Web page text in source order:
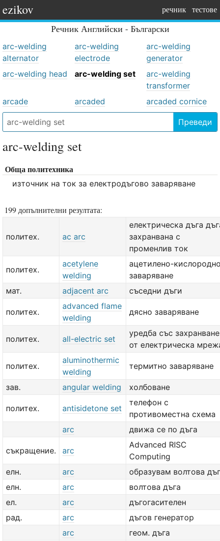
ezikov речник тестове
Речник Английски - Български
arc-welding
alternator
arc-welding
electrode
arc-welding
generator
arc-welding head
arc-welding set
arc-welding
transformer
arcade
arcaded arcaded cornice
Преведи
arc-welding set
Обща политехника
източник на ток за електродъгово заваряване
199 допълнителни резултата:
политех. ac arc
електрическа дъга
захранвана с
променлив ток
политех.
acetylene
welding
ацетилено-
заваряване
мат.
adjacent arc съседни дъги
политех.
advanced flame
welding
дясно заваряване
политех. all-electric set
уредба със захранване
от електрическа
политех.
aluminothermic
welding
термитно заваряване
зав. angular welding холбоване
политех. antisidetone set
телефон с
противоместна схема
arc
движа се по дъга
съкращение. arc
Advanced RISC
Computing
елн.
arc
образувам волтова
елн.
arc
волтова дъга
ел.
arc
дъгогасителен
рад.
arc
дъгов генератор
arc
геом. дъга